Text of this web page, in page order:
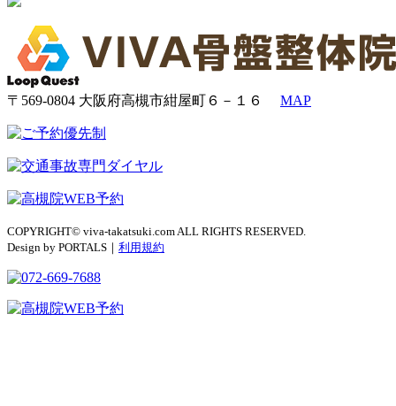
〒569-0804 大阪府高槻市紺屋町６－１６ MAP
COPYRIGHT© viva-takatsuki.com ALL RIGHTS RESERVED.
Design by PORTALS｜ 利用規約